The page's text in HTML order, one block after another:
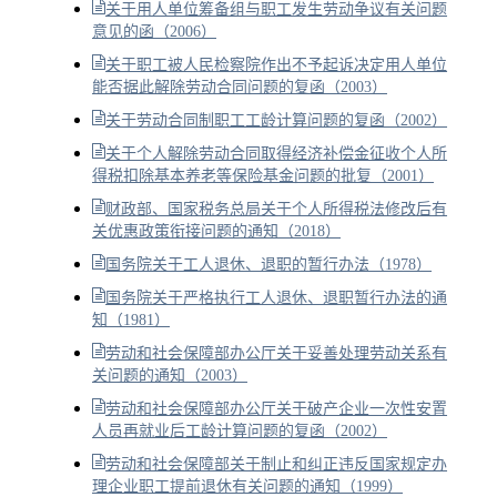
关于用人单位筹备组与职工发生劳动争议有关问题
意见的函（2006）
关于职工被人民检察院作出不予起诉决定用人单位
能否据此解除劳动合同问题的复函（2003）
关于劳动合同制职工工龄计算问题的复函（2002）
关于个人解除劳动合同取得经济补偿金征收个人所
得税扣除基本养老等保险基金问题的批复（2001）
财政部、国家税务总局关于个人所得税法修改后有
关优惠政策衔接问题的通知（2018）
国务院关于工人退休、退职的暂行办法（1978）
国务院关于严格执行工人退休、退职暂行办法的通
知（1981）
劳动和社会保障部办公厅关于妥善处理劳动关系有
关问题的通知（2003）
劳动和社会保障部办公厅关于破产企业一次性安置
人员再就业后工龄计算问题的复函（2002）
劳动和社会保障部关于制止和纠正违反国家规定办
理企业职工提前退休有关问题的通知（1999）